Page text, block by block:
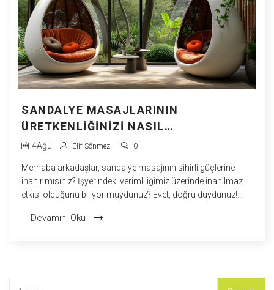
SANDALYE MASAJLARININ
ÜRETKENLIĞINIZI NASIL
ARTIRABILECEĞI
4Ağu Elif Sönmez 0
Merhaba arkadaşlar, sandalye masajının sihirli güçlerine
inanır mısınız? İşyerindeki verimliliğimiz üzerinde inanılmaz
etkisi olduğunu biliyor muydunuz? Evet, doğru duydunuz!
kalmıyor, aynı zamanda odaklanmamızı da artırıyor ve
Devamını Oku